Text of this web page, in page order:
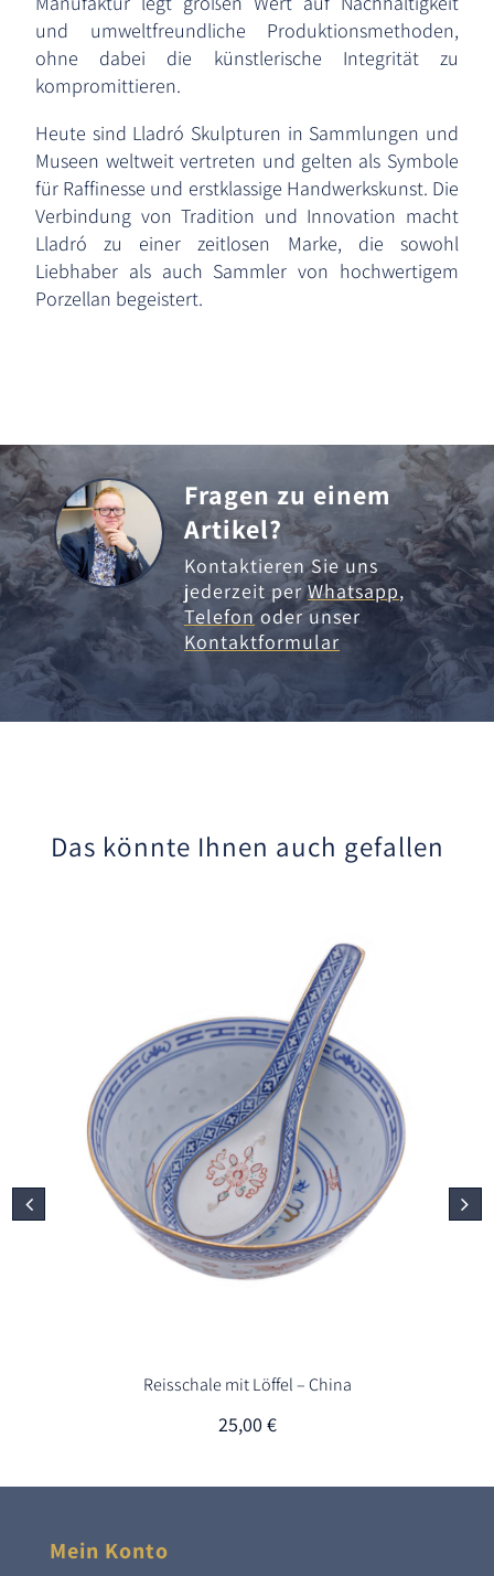
und umweltfreundliche Produktionsmethoden,
ohne dabei die künstlerische Integrität zu
kompromittieren.
Heute sind Lladró Skulpturen in Sammlungen und
Museen weltweit vertreten und gelten als Symbole
für Raffinesse und erstklassige Handwerkskunst. Die
Verbindung von Tradition und Innovation macht
Lladró zu einer zeitlosen Marke, die sowohl
Liebhaber als auch Sammler von hochwertigem
Porzellan begeistert.
Fragen zu einem
Artikel?
Kontaktieren Sie uns
jederzeit perWhatsapp,
Telefonoder unser
Kontaktformular
Das könnte Ihnen auch gefallen
Reisschale mit Löffel – China
25,00 €
Mein Konto